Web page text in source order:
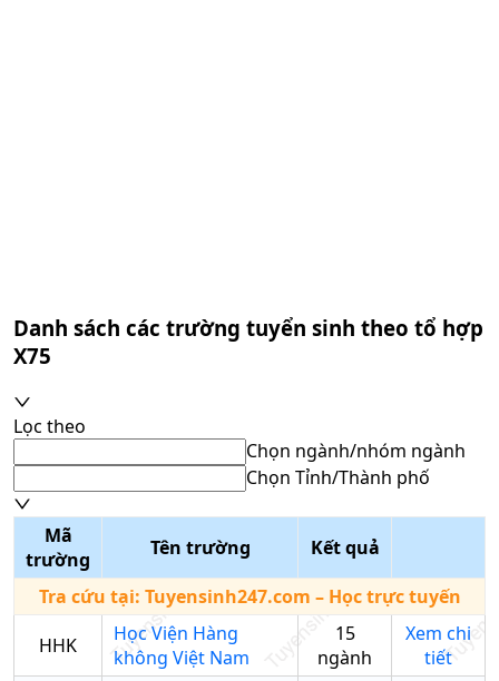
Danh sách các trường tuyển sinh theo tổ hợp
X75
Lọc theo
Chọn ngành/nhóm ngành
Chọn Tỉnh/Thành phố
Mã
trường
Tên trường
Kết quả
Tra cứu tại: Tuyensinh247.com – Học trực tuyến
HHK
Học Viện Hàng
không Việt Nam
15
ngành
Xem chi
tiết